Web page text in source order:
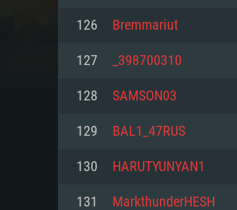
PC
최소사양
최소사양
최소사양
126 Bremmariut
127 _398700310
128 SAMSON03
129 BAL1_47RUS
130 HARUTYUNYAN1
131 MarkthunderHESH